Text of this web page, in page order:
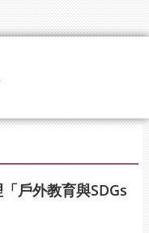
戶外教育與SDGs